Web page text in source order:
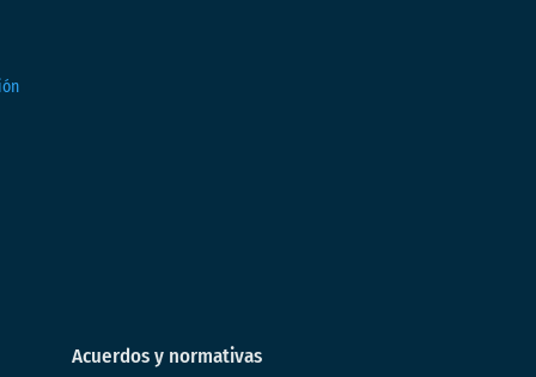
Acuerdos y normativas